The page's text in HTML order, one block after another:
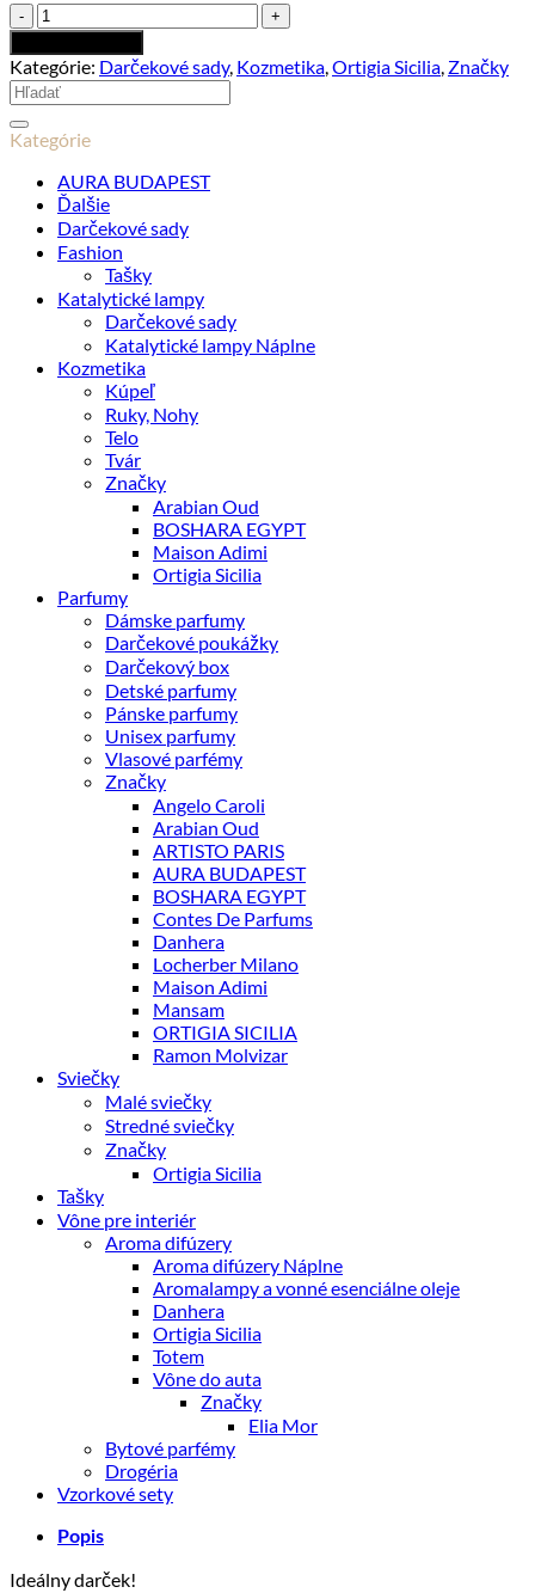
množstvo
Ambra
Nera
-
Oválny
Set
Kategórie: Darčekové sady, Kozmetika,Ortigia Sicilia, Značky
Hľadať:
Kategórie
AURA BUDAPEST
Ďalšie
Darčekové sady
Fashion
Tašky
Katalytické lampy
Darčekové sady
Katalytické lampy Náplne
Kozmetika
Kúpeľ
Ruky, Nohy
Telo
Tvár
Značky
Arabian Oud
BOSHARA EGYPT
Maison Adimi
Ortigia Sicilia
Parfumy
Dámske parfumy
Darčekové poukážky
Darčekový box
Detské parfumy
Pánske parfumy
Unisex parfumy
Vlasové parfémy
Značky
Angelo Caroli
Arabian Oud
ARTISTO PARIS
AURA BUDAPEST
BOSHARA EGYPT
Contes De Parfums
Danhera
Locherber Milano
Maison Adimi
Mansam
ORTIGIA SICILIA
Ramon Molvizar
Sviečky
Malé sviečky
Stredné sviečky
Značky
Ortigia Sicilia
Tašky
Vône pre interiér
Aroma difúzery
Aroma difúzery Náplne
Aromalampy a vonné esenciálne oleje
Danhera
Ortigia Sicilia
Totem
Vône do auta
Značky
Elia Mor
Bytové parfémy
Drogéria
Vzorkové sety
Popis
Ideálny darček!